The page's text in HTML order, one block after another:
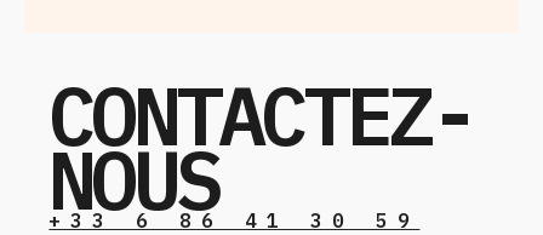
CONTACTEZ-
NOUS
+33 6 86 41 30 59